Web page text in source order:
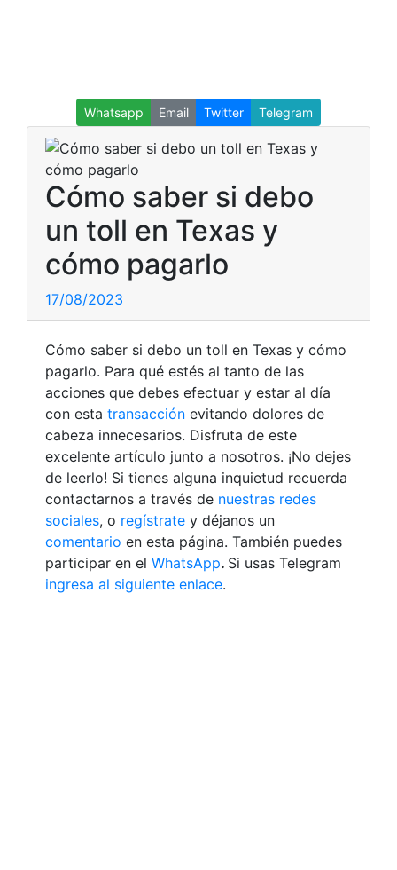
Whatsapp Email Twitter Telegram
Cómo saber si debo
un toll en Texas y
cómo pagarlo
17/08/2023
Cómo saber si debo un toll en Texas y cómo
pagarlo. Para qué estés al tanto de las
acciones que debes efectuar y estar al día
con esta transacción evitando dolores de
cabeza innecesarios. Disfruta de este
excelente artículo junto a nosotros. ¡No dejes
de leerlo! Si tienes alguna inquietud recuerda
contactarnos a través de nuestras redes
sociales, o regístrate y déjanos un
comentario en esta página. También puedes
participar en el WhatsApp. Si usas Telegram
ingresa al siguiente enlace.